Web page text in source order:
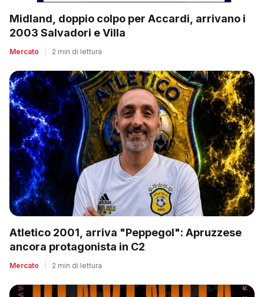
Midland, doppio colpo per Accardi, arrivano i
2003 Salvadori e Villa
Mercato 2 min di lettura
Atletico 2001, arriva "Peppegol": Apruzzese
ancora protagonista in C2
Mercato 2 min di lettura